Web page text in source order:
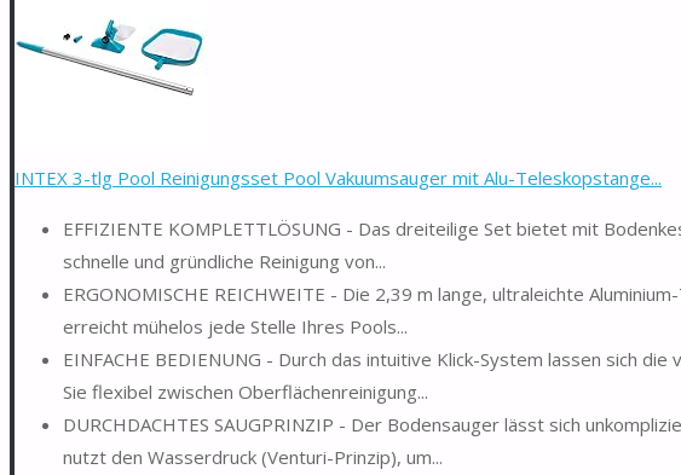
INTEX 3-tlg Pool Reinigungsset Pool Vakuumsauger mit Alu-Teleskopstange...
EFFIZIENTE KOMPLETTLÖSUNG - Das dreiteilige Set bietet mit
schnelle und gründliche Reinigung von...
ERGONOMISCHE REICHWEITE - Die 2,39 m lange, ultraleichte
erreicht mühelos jede Stelle Ihres Pools...
EINFACHE BEDIENUNG - Durch das intuitive Klick-System lassen sich
Sie flexibel zwischen Oberflächenreinigung...
DURCHDACHTES SAUGPRINZIP - Der Bodensauger lässt sich
nutzt den Wasserdruck (Venturi-Prinzip), um...